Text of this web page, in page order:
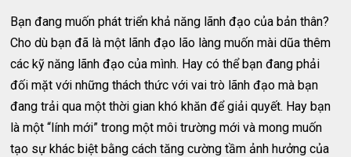
Bạn đang muốn phát triển khả năng lãnh đạo của bản thân?
Cho dù bạn đã là một lãnh đạo lão làng muốn mài dũa thêm
các kỹ năng lãnh đạo của mình. Hay có thể bạn đang phải
đối mặt với những thách thức với vai trò lãnh đạo mà bạn
đang trải qua một thời gian khó khăn để giải quyết. Hay bạn
là một “lính mới” trong một môi trường mới và mong muốn
tạo sự khác biệt bằng cách tăng cường tầm ảnh hưởng của